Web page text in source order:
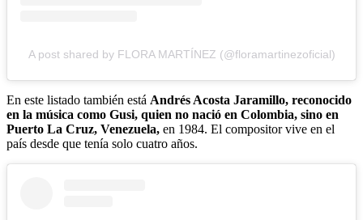
A post shared by FLORA MARTÍNEZ (@floramartinezoficial)
En este listado también está Andrés Acosta Jaramillo, reconocido
en la música como Gusi, quien no nació en Colombia, sino en
Puerto La Cruz, Venezuela, en 1984. El compositor vive en el
país desde que tenía solo cuatro años.